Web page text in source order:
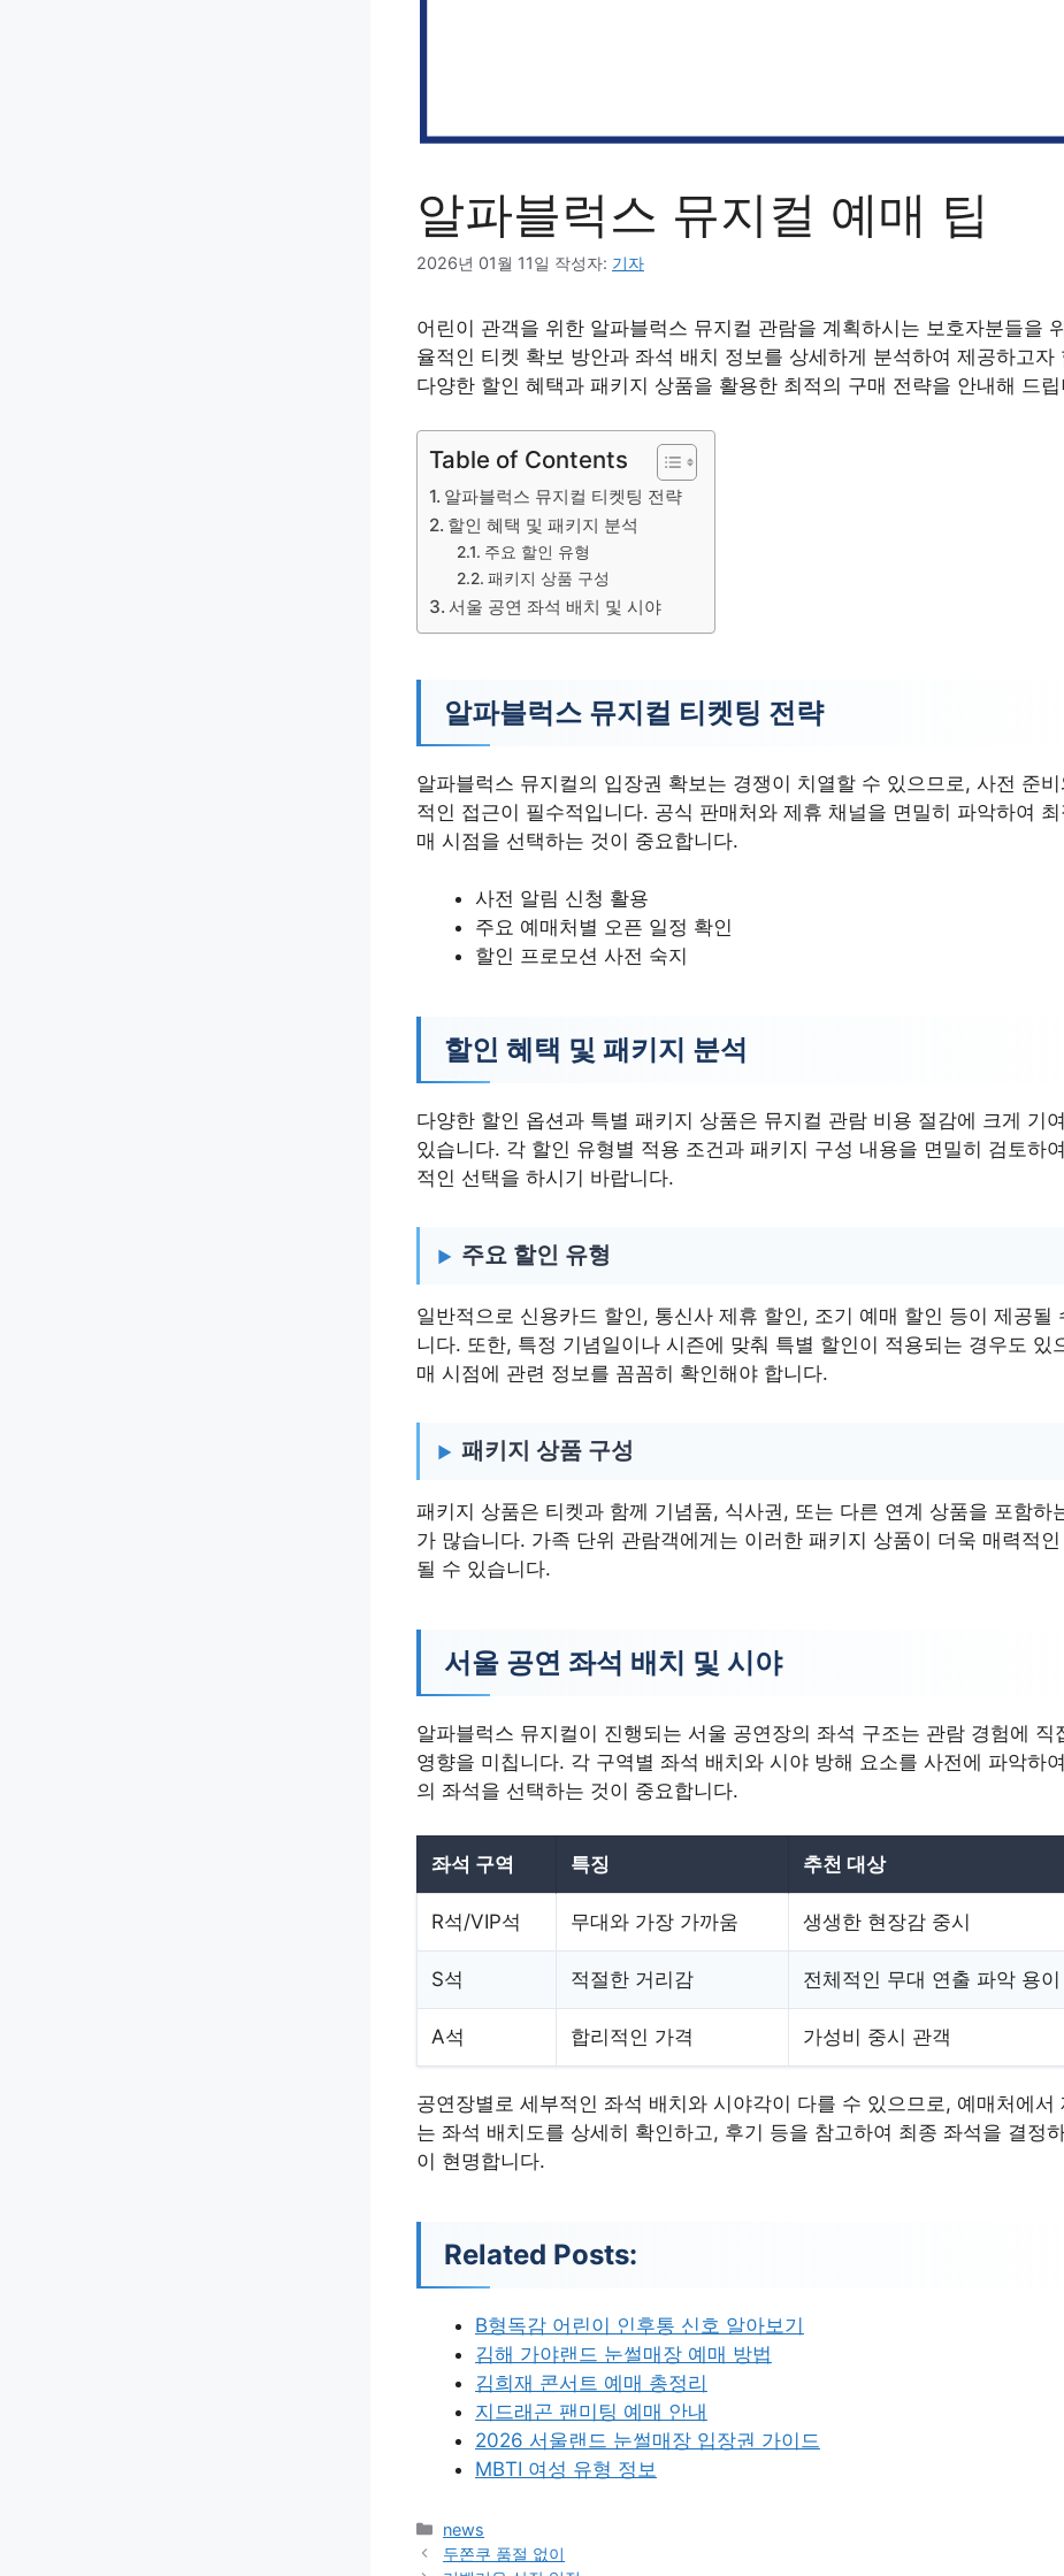
알파블럭스 뮤지컬 예매 팁
2026년 01월 11일 작성자: 기자
어린이 관객을 위한 알파블럭스 뮤지컬 관람을 계획하시는 보호자분들을
율적인 티켓 확보 방안과 좌석 배치 정보를 상세하게 분석하여 제공하고자
다양한 할인 혜택과 패키지 상품을 활용한 최적의 구매 전략을 안내해 드
Table of Contents
알파블럭스 뮤지컬 티켓팅 전략
할인 혜택 및 패키지 분석
주요 할인 유형
패키지 상품 구성
서울 공연 좌석 배치 및 시야
알파블럭스 뮤지컬 티켓팅 전략
알파블럭스 뮤지컬의 입장권 확보는 경쟁이 치열할 수 있으므로, 사전 준
적인 접근이 필수적입니다. 공식 판매처와 제휴 채널을 면밀히 파악하여
매 시점을 선택하는 것이 중요합니다.
사전 알림 신청 활용
주요 예매처별 오픈 일정 확인
할인 프로모션 사전 숙지
할인 혜택 및 패키지 분석
다양한 할인 옵션과 특별 패키지 상품은 뮤지컬 관람 비용 절감에 크게 기
있습니다. 각 할인 유형별 적용 조건과 패키지 구성 내용을 면밀히 검토하
적인 선택을 하시기 바랍니다.
주요 할인 유형
일반적으로 신용카드 할인, 통신사 제휴 할인, 조기 예매 할인 등이 제공될
니다. 또한, 특정 기념일이나 시즌에 맞춰 특별 할인이 적용되는 경우도 있
매 시점에 관련 정보를 꼼꼼히 확인해야 합니다.
패키지 상품 구성
패키지 상품은 티켓과 함께 기념품, 식사권, 또는 다른 연계 상품을 포함하
가 많습니다. 가족 단위 관람객에게는 이러한 패키지 상품이 더욱 매력적인
될 수 있습니다.
서울 공연 좌석 배치 및 시야
알파블럭스 뮤지컬이 진행되는 서울 공연장의 좌석 구조는 관람 경험에 직
영향을 미칩니다. 각 구역별 좌석 배치와 시야 방해 요소를 사전에 파악하
의 좌석을 선택하는 것이 중요합니다.
좌석 구역 특징 추천 대상
R석/VIP석 무대와 가장 가까움 생생한 현장감 중시
S석 적절한 거리감 전체적인 무대 연출 파악 용이
A석 합리적인 가격 가성비 중시 관객
공연장별로 세부적인 좌석 배치와 시야각이 다를 수 있으므로, 예매처에서
는 좌석 배치도를 상세히 확인하고, 후기 등을 참고하여 최종 좌석을 결정
이 현명합니다.
Related Posts:
B형독감 어린이 인후통 신호 알아보기
김해 가야랜드 눈썰매장 예매 방법
김희재 콘서트 예매 총정리
지드래곤 팬미팅 예매 안내
2026 서울랜드 눈썰매장 입장권 가이드
MBTI 여성 유형 정보
카
테
news
두쫀쿠 품절 없이